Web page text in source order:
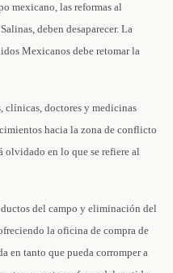
mexicano, las reformas al
deben desaparecer. La
Mexicanos debe retomar la
clínicas, doctores y medicinas
hacia la zona de conflicto
olvidado en lo que se refiere al
del campo y eliminación del
la oficina de compra de
en tanto que pueda corromper a